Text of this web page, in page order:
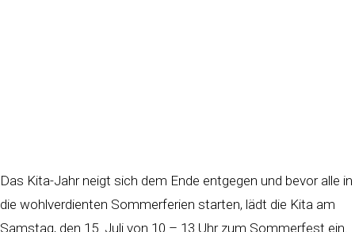
Das Kita-Jahr neigt sich dem Ende entgegen und bevor alle in
die wohlverdienten Sommerferien starten, lädt die Kita am
Samstag, den 15. Juli von 10 – 13 Uhr zum Sommerfest ein.